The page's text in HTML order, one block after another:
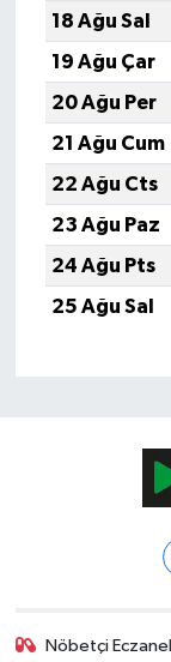
18 Ağu Sal
19 Ağu Çar
20 Ağu Per
21 Ağu Cum
22 Ağu Cts
23 Ağu Paz
24 Ağu Pts
25 Ağu Sal
Nöbetçi